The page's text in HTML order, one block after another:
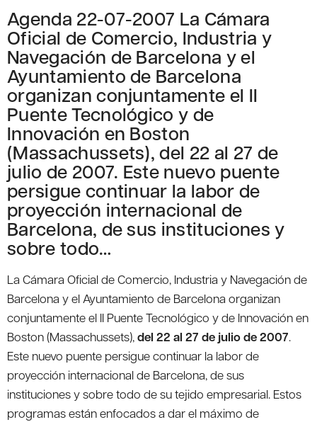
Agenda 22-07-2007 La Cámara
Oficial de Comercio, Industria y
Navegación de Barcelona y el
Ayuntamiento de Barcelona
organizan conjuntamente el II
Puente Tecnológico y de
Innovación en Boston
(Massachussets), del 22 al 27 de
julio de 2007. Este nuevo puente
persigue continuar la labor de
proyección internacional de
Barcelona, de sus instituciones y
sobre todo…
La Cámara Oficial de Comercio, Industria y Navegación de
Barcelona y el Ayuntamiento de Barcelona organizan
conjuntamente el II Puente Tecnológico y de Innovación en
Boston (Massachussets),del 22 al 27 de julio de 2007.
Este nuevo puente persigue continuar la labor de
proyección internacional de Barcelona, de sus
instituciones y sobre todo de su tejido empresarial. Estos
programas están enfocados a dar el máximo de